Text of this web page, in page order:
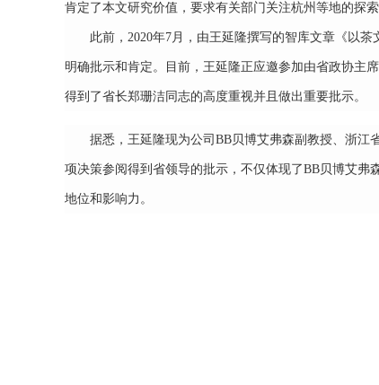
肯定了本文研究价值，要求有关部门关注杭州等地的探
此前， 2020年7月，由王延隆撰写的智库文章《以
明确批示和肯定。目前，王延隆正应邀参加由省政协主
得到了省长郑珊洁同志的高度重视并且做出重要批示。
据悉，王延隆现为公司BB贝博艾弗森副教授、浙
项决策参阅得到省领导的批示，不仅体现了BB贝博艾弗
地位和影响力。